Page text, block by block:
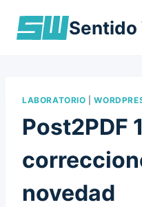
Sentido
LABORATORIO |
Post2PDF
novedad